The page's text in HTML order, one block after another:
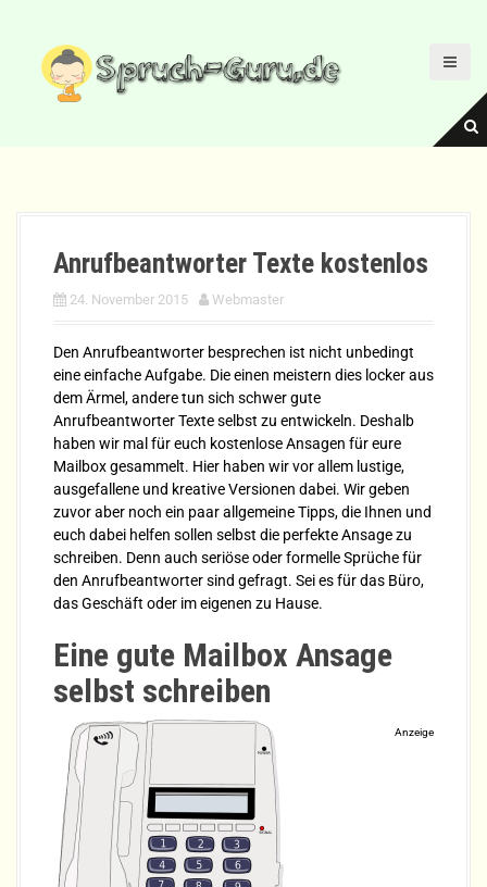
Anrufbeantworter Texte kostenlos
24. November 2015 Webmaster
Den Anrufbeantworter besprechen ist nicht unbedingt
eine einfache Aufgabe. Die einen meistern dies locker aus
dem Ärmel, andere tun sich schwer gute
Anrufbeantworter Texte selbst zu entwickeln. Deshalb
haben wir mal für euch kostenlose Ansagen für eure
Mailbox gesammelt. Hier haben wir vor allem lustige,
ausgefallene und kreative Versionen dabei. Wir geben
zuvor aber noch ein paar allgemeine Tipps, die Ihnen und
euch dabei helfen sollen selbst die perfekte Ansage zu
schreiben. Denn auch seriöse oder formelle Sprüche für
den Anrufbeantworter sind gefragt. Sei es für das Büro,
das Geschäft oder im eigenen zu Hause.
Eine gute Mailbox Ansage
selbst schreiben
Anzeige